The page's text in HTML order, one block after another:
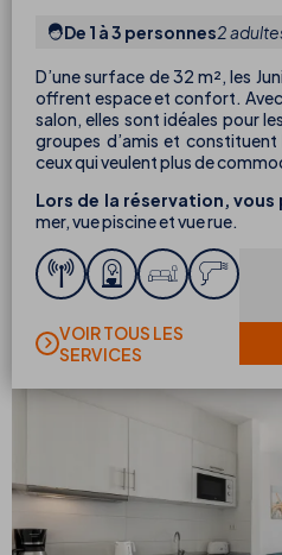
De 1 à 3 personnes2
D’une surface de 32 m², les
offrent espace et confort.
salon, elles sont idéales pour
groupes d’amis et
ceux qui veulent plus de
Lors de la réservation,
mer, vue piscine et vue rue.
VOIR TOUS LES
SERVICES